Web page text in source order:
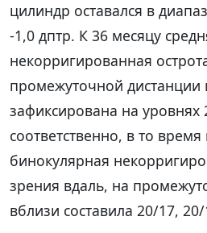
цилиндр оставался в
-1,0 дптр. К 36 месяцу
некорригированная
промежуточной дистанции
зафиксирована на
соответственно, в то время
бинокулярная
зрения вдаль, на
вблизи составила 20/17,